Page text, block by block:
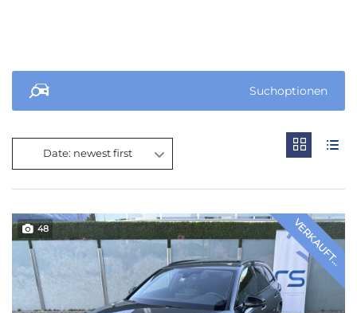
Suchoptionen
Date: newest first
VERKAUFT...
48